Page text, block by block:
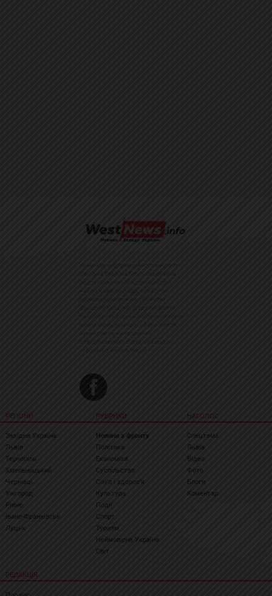
РЕГІОНИ
Західна Україна
Львів
Тернопіль
Хмельницький
Чернівці
Ужгород
Рівне
Івано-Франківськ
Луцьк
РУБРИКИ
Новини з фронту
Політика
Економіка
Суспільство
Сім'я і здоров'я
Культура
Події
Спорт
Туризм
Неймовірна Україна
Світ
НАГОЛОС
Спецтема
Львів
Відео
Фото
Блоги
Коментар
РЕДАКЦІЯ